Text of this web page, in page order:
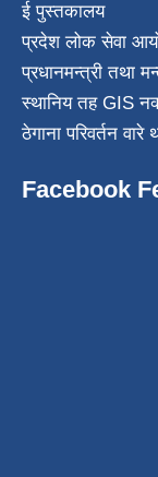
ई पुस्तकालय
प्रदेश लोक सेवा
प्रधानमन्त्री तथा
स्थानिय तह GIS
ठेगाना परिवर्तन
Facebook